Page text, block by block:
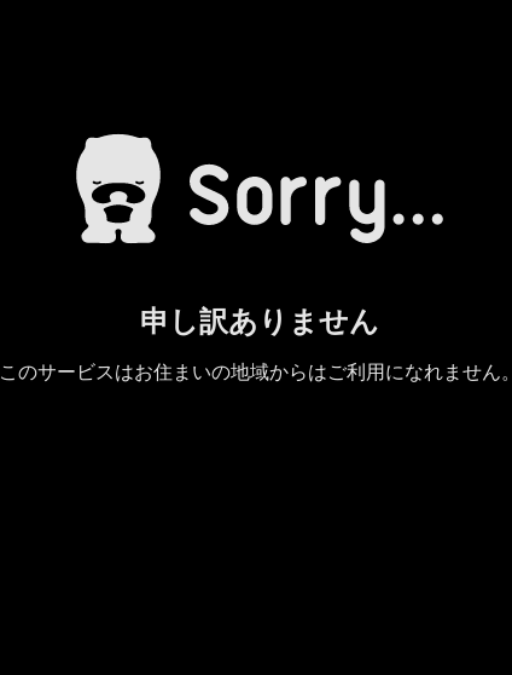
申し訳ありません
このサービスはお住まいの地域からはご利用になれません。